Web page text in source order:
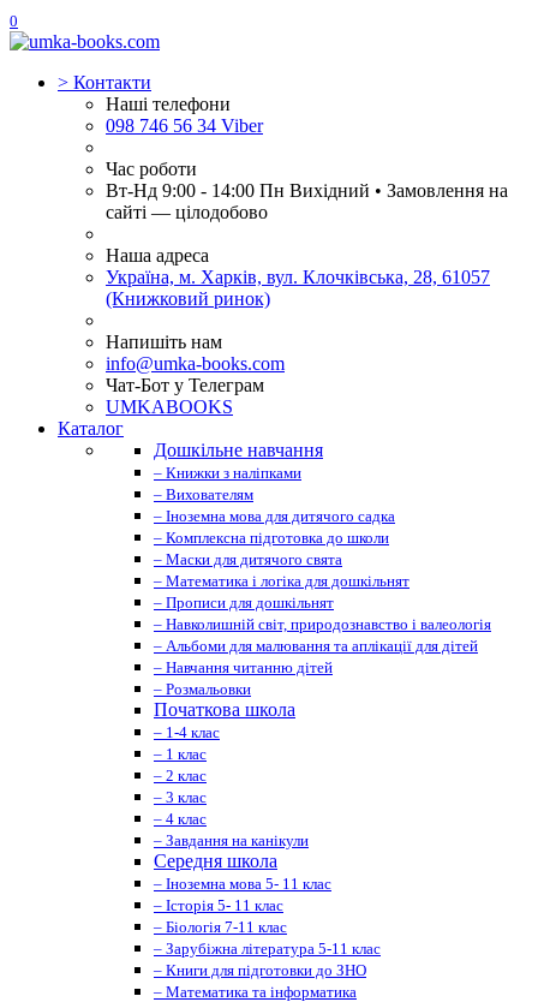
0
> Контакти
Наші телефони
098 746 56 34 Viber
Час роботи
Вт-Нд 9:00 - 14:00 Пн Вихідний • Замовлення на
сайті — цілодобово
Наша адреса
Україна, м. Харків, вул. Клочківська, 28, 61057
(Книжковий ринок)
Напишіть нам
info@umka-books.com
Чат-Бот у Телеграм
UMKABOOKS
Каталог
Дошкільне навчання
– Книжки з наліпками
– Вихователям
– Іноземна мова для дитячого садка
– Комплексна підготовка до школи
– Маски для дитячого свята
– Математика і логіка для дошкільнят
– Прописи для дошкільнят
– Навколишній світ, природознавство і валеологія
– Альбоми для малювання та аплікації для дітей
– Навчання читанню дітей
– Розмальовки
Початкова школа
– 1-4 клас
– 1 клас
– 2 клас
– 3 клас
– 4 клас
– Завдання на канікули
Середня школа
– Іноземна мова 5- 11 клас
– Історія 5- 11 клас
– Біологія 7-11 клас
– Зарубіжна література 5-11 клас
– Книги для підготовки до ЗНО
– Математика та інформатика